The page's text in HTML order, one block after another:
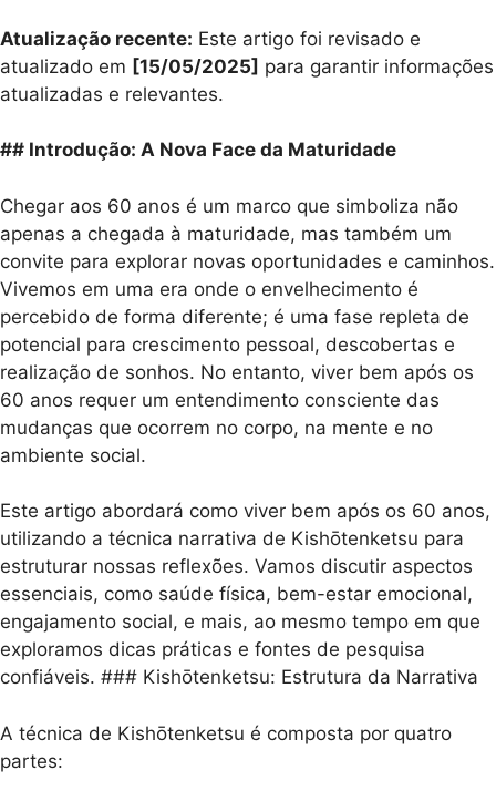
Atualização recente: Este artigo foi revisado e
atualizado em [15/05/2025] para garantir informações
atualizadas e relevantes.
## Introdução: A Nova Face da Maturidade
Chegar aos 60 anos é um marco que simboliza não
apenas a chegada à maturidade, mas também um
convite para explorar novas oportunidades e caminhos.
Vivemos em uma era onde o envelhecimento é
percebido de forma diferente; é uma fase repleta de
potencial para crescimento pessoal, descobertas e
realização de sonhos. No entanto, viver bem após os
60 anos requer um entendimento consciente das
mudanças que ocorrem no corpo, na mente e no
ambiente social.
Este artigo abordará como viver bem após os 60 anos,
utilizando a técnica narrativa de Kishōtenketsu para
estruturar nossas reflexões. Vamos discutir aspectos
essenciais, como saúde física, bem-estar emocional,
engajamento social, e mais, ao mesmo tempo em que
exploramos dicas práticas e fontes de pesquisa
confiáveis. ### Kishōtenketsu: Estrutura da Narrativa
A técnica de Kishōtenketsu é composta por quatro
partes: